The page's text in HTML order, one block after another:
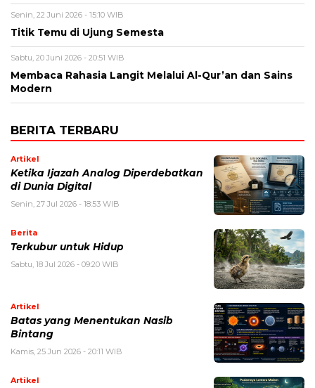
Senin, 22 Juni 2026 - 15:10 WIB
Titik Temu di Ujung Semesta
Sabtu, 20 Juni 2026 - 20:51 WIB
Membaca Rahasia Langit Melalui Al-Qur’an dan Sains
Modern
BERITA TERBARU
Artikel
Ketika Ijazah Analog Diperdebatkan
di Dunia Digital
Senin, 27 Jul 2026 - 18:53 WIB
Berita
Terkubur untuk Hidup
Sabtu, 18 Jul 2026 - 09:20 WIB
Artikel
Batas yang Menentukan Nasib
Bintang
Kamis, 25 Jun 2026 - 20:11 WIB
Artikel